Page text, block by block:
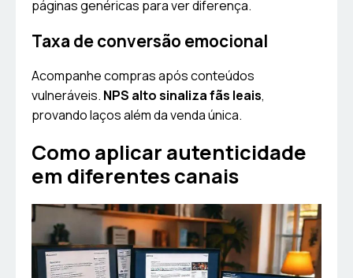
páginas genéricas para ver diferença.
Taxa de conversão emocional
Acompanhe compras após conteúdos
vulneráveis. NPS alto sinaliza fãs leais,
provando laços além da venda única.
Como aplicar autenticidade
em diferentes canais